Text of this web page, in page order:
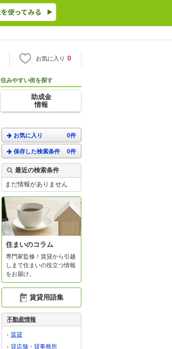
お気に入り 0
住みやすい街を探す
助成金
情報
お気に入り 0件
保存した検索条件 0件
最近の検索条件
まだ情報がありません
住まいのコラム
専門家監修！賃貸から引越
しまで住まいの役立つ情報
をお届け。
賃貸用語集
不動産情報
賃貸
貸店舗・貸事務所